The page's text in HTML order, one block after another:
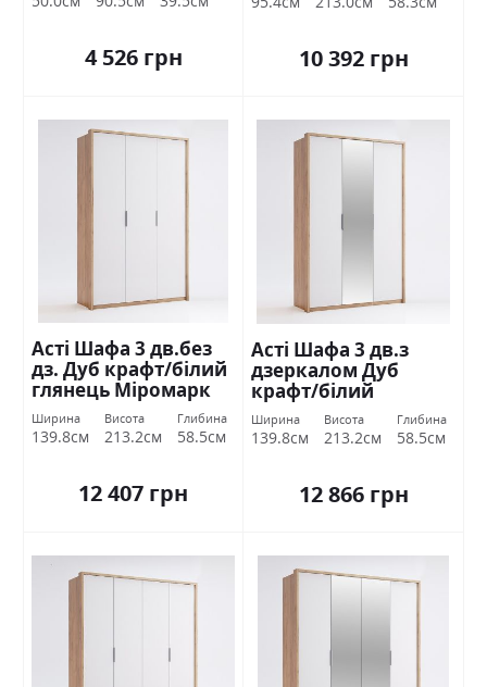
4 526 грн 10 392 грн
Асті Шафа 3 дв.без
дз. Дуб крафт/білий
глянець Міромарк
Ширина
139.8см
Висота
213.2см
Глибина
58.5см
12 407 грн
Асті Шафа 3 дв.з
дзеркалом Дуб
крафт/білий
глянець Міромарк
Ширина
139.8см
Висота
213.2см
Глибина
58.5см
12 866 грн